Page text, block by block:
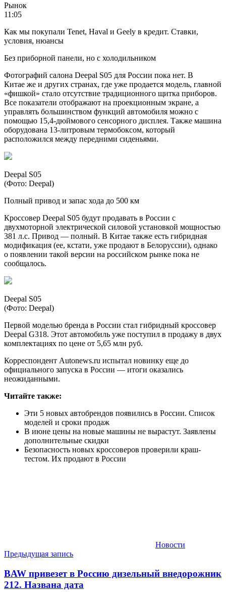
Рынок
11:05
Как мы покупали Tenet, Haval и Geely в кредит. Ставки,
условия, нюансы
Без приборной панели, но с холодильником
Фотографий салона Deepal S05 для России пока нет. В
Китае же и других странах, где уже продается модель, главной
«фишкой» стало отсутствие традиционного щитка приборов.
Все показатели отображают на проекционным экране, а
управлять большинством функций автомобиля можно с
помощью 15,4-дюймового сенсорного дисплея. Также машина
оборудована 13-литровым термобоксом, который
расположился между передними сиденьями.
Deepal S05
(Фото: Deepal)
Полный привод и запас хода до 500 км
Кроссовер Deepal S05 будут продавать в России с
двухмоторной электрической силовой установкой мощностью
381 л.с. Привод — полный. В Китае также есть гибридная
модификация (ее, кстати, уже продают в Белоруссии), однако
о появлении такой версии на российском рынке пока не
сообщалось.
Deepal S05
(Фото: Deepal)
Первой моделью бренда в России стал гибридный кроссовер
Deepal G318. Этот автомобиль уже поступил в продажу в двух
комплектациях по цене от 5,65 млн руб.
Корреспондент Autonews.ru испытал новинку еще до
официального запуска в России — итоги оказались
неожиданными.
Читайте также:
Эти 5 новых автобрендов появились в России. Список
моделей и сроки продаж
В июне цены на новые машины не вырастут. Заявлены
дополнительные скидки
Безопасность новых кроссоверов проверили краш-
тестом. Их продают в России
Новости
Навигация
по
записям
Предыдущая запись
BAW привезет в Россию дизельный внедорожник
212. Названа дата